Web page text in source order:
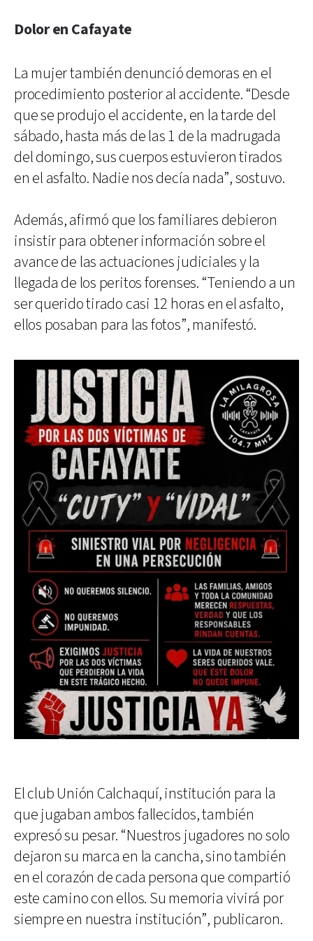
Dolor en Cafayate
La mujer también denunció demoras en el
procedimiento posterior al accidente. “Desde
que se produjo el accidente, en la tarde del
sábado, hasta más de las 1 de la madrugada
del domingo, sus cuerpos estuvieron tirados
en el asfalto. Nadie nos decía nada”, sostuvo.
Además, afirmó que los familiares debieron
insistir para obtener información sobre el
avance de las actuaciones judiciales y la
llegada de los peritos forenses. “Teniendo a un
ser querido tirado casi 12 horas en el asfalto,
ellos posaban para las fotos”, manifestó.
El club Unión Calchaquí, institución para la
que jugaban ambos fallecidos, también
expresó su pesar. “Nuestros jugadores no solo
dejaron su marca en la cancha, sino también
en el corazón de cada persona que compartió
este camino con ellos. Su memoria vivirá por
siempre en nuestra institución”, publicaron.